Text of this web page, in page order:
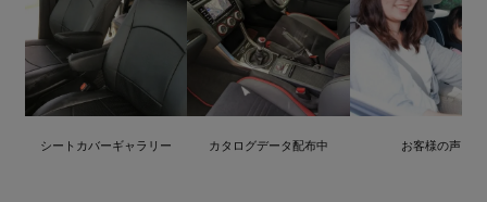
シートカバーギャラリー カタログデータ配布中 お客様の声